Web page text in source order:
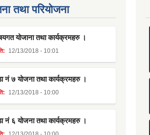
तथा परियाेजना
योजाना तथा कार्यक्रमहरु ।
12/13/2018 - 10:01
नं ७ योजना तथा कार्यक्रमहरु ।
12/13/2018 - 10:00
नं ६ योजना तथा कार्यक्रमहरु ।